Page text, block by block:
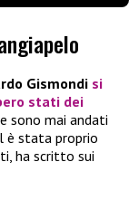
Gismondi si
stati dei
sono mai andati
è stata proprio
ha scritto sui